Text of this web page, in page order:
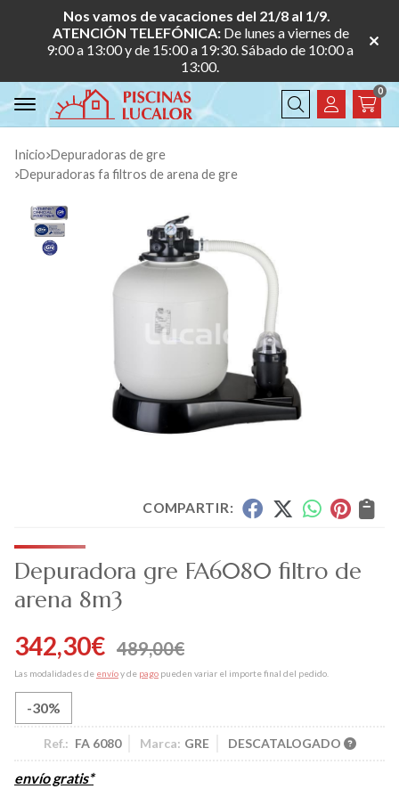
Nos vamos de vacaciones del 21/8 al 1/9.
ATENCIÓN TELEFÓNICA: De lunes a viernes de
9:00 a 13:00 y de 15:00 a 19:30. Sábado de 10:00 a
13:00.
Buscar
0
Inicio
depuradoras de gre
depuradoras fa filtros de arena de gre
COMPARTIR:
Depuradora gre FA6080 filtro de
arena 8m3
342,30€ 489,00€
Las modalidades de envíoy de pago pueden variar el importe final del pedido.
-30%
Ref.: FA 6080 Marca: GRE DESCATALOGADO
envío gratis*